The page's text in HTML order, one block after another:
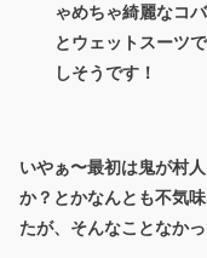
ゃめちゃ綺麗なコ
とウェットスーツ
しそうです！
いやぁ〜最初は鬼が村
か？とかなんとも不気
たが、そんなことなかっ